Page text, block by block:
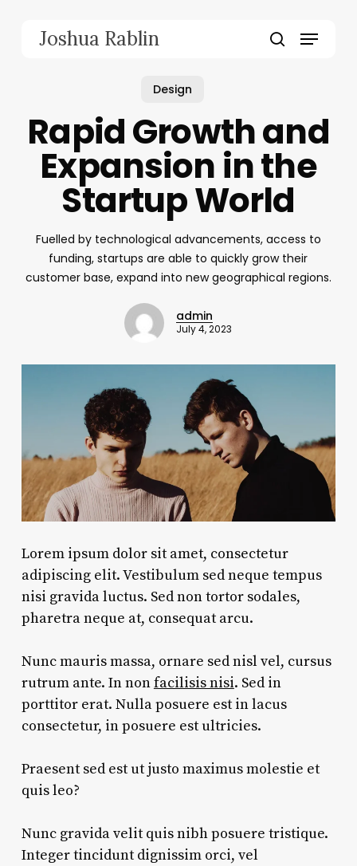
Joshua Rablin Menu
Design
Rapid Growth and
Expansion in the
Startup World
Fuelled by technological advancements, access to
funding, startups are able to quickly grow their
customer base, expand into new geographical regions.
admin
July 4, 2023
Lorem ipsum dolor sit amet, consectetur
adipiscing elit. Vestibulum sed neque tempus
nisi gravida luctus. Sed non tortor sodales,
pharetra neque at, consequat arcu.
Nunc mauris massa, ornare sed nisl vel, cursus
rutrum ante. In nonfacilisis nisi. Sed in
porttitor erat. Nulla posuere est in lacus
consectetur, in posuere est ultricies.
Praesent sed est ut justo maximus molestie et
quis leo?
Nunc gravida velit quis nibh posuere tristique.
Integer tincidunt dignissim orci, vel